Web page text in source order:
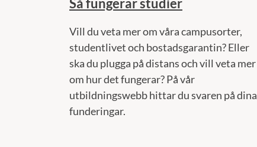
Så fungerar studier
Vill du veta mer om våra campusorter,
studentlivet och bostadsgarantin? Eller
ska du plugga på distans och vill veta mer
om hur det fungerar? På vår
utbildningswebb hittar du svaren på dina
funderingar.